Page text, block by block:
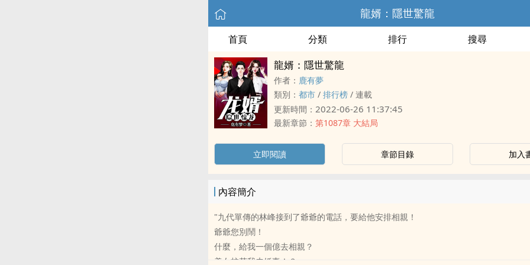
龍婿：隱世驚龍
首頁 分類 排行 搜尋
龍婿：隱世驚龍
作者： 鹿有夢
類別： 都市 / 排行榜 / 連載
更新時間： 2022-06-26 11:37:45
最新章節： 第1087章 大結局
立即閱讀 章節目錄 加入
內容簡介
"九代單傳的林峰接到了爺爺的電話，要給他安排相親！
爺爺您別鬧！
什麼，給我一個億去相親？
美女校花我未婚妻！？